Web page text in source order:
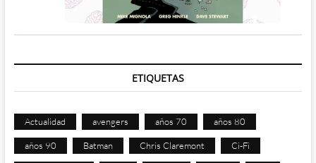
ETIQUETAS
Actualidad avengers años 70 años 80
años 90 Batman Chris Claremont Ci-Fi